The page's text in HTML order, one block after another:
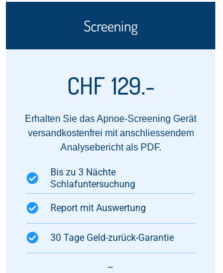
Screening
CHF 129.-
Erhalten Sie das Apnoe-Screening Gerät
versandkostenfrei mit anschliessendem
Analysebericht als PDF.
Bis zu 3 Nächte
Schlafuntersuchung
Report mit Auswertung​
30 Tage Geld-zurück-Garantie​
–